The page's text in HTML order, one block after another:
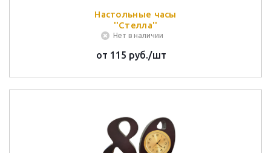
Настольные часы
''Стелла''
Нет в наличии
от 115 руб./шт